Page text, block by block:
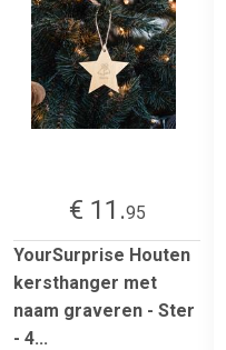
€ 11.95
YourSurprise Houten
kersthanger met
naam graveren - Ster
- 4...